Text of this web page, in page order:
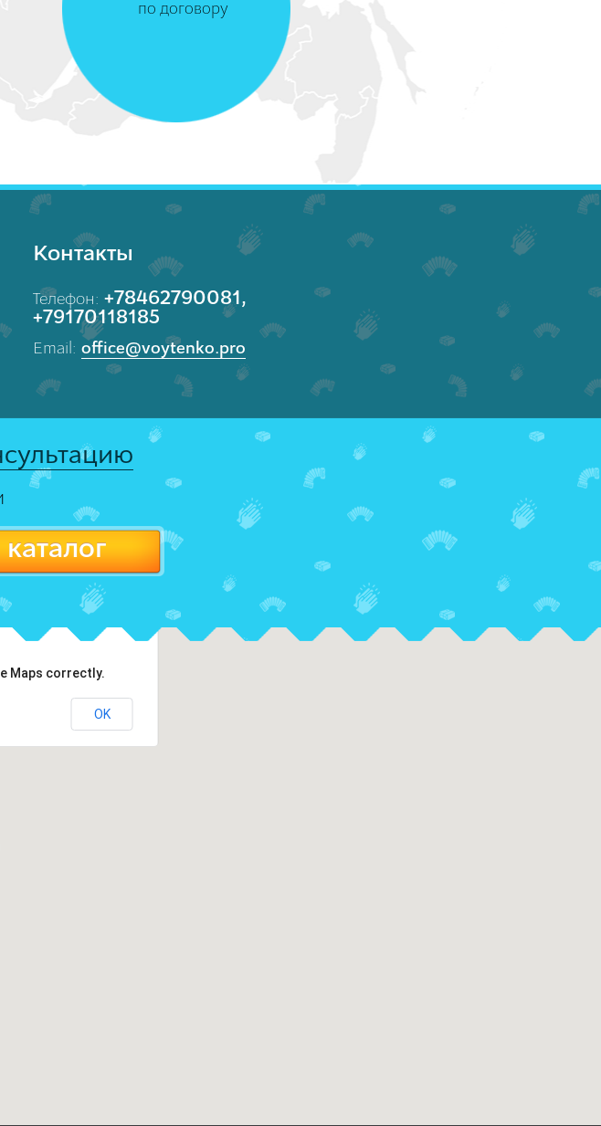
по договору
Контакты
Телефон: +78462790081,
+79170118185
Email: office@voytenko.pro
Maps correctly.
OK